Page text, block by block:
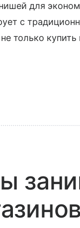
для
с
только